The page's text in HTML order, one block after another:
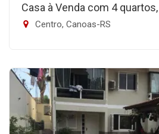
Casa à Venda com 4
Centro, Canoas-RS